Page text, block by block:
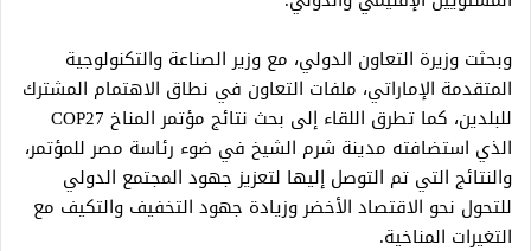
وبحثت وزيرة التعاون الدولي، مع وزير الصناعة والتكنولوجية
المتقدمة الإماراتي، ملفات التعاون في نطاق الاهتمام المشترك
للبلدين، كما تطرق اللقاء إلى بحث نتائج مؤتمر المناخ COP27
الذي استضافته مدينة شرم الشيخ في ضوء رئاسة مصر للمؤتمر،
والنتائج التي تم التوصل إليها لتعزيز جهود المجتمع الدولي
للتحول نحو الاقتصاد الأخضر وزيادة جهود التخفيف والتكيف مع
التغيرات المناخية.